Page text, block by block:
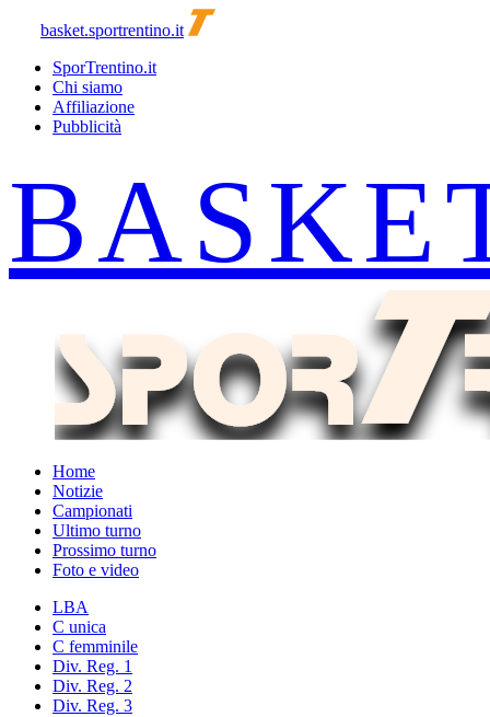
basket.sportrentino.it
SporTrentino.it
Chi siamo
Affiliazione
Pubblicità
Home
Notizie
Campionati
Ultimo turno
Prossimo turno
Foto e video
LBA
C unica
C femminile
Div. Reg. 1
Div. Reg. 2
Div. Reg. 3